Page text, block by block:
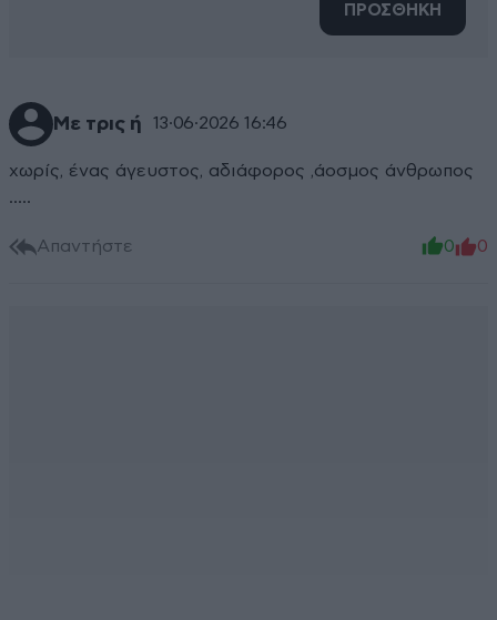
ΠΡΟΣΘΗΚΗ
Με τρις ή 13·06·2026 16:46
χωρίς, ένας άγευστος, αδιάφορος ,άοσμος άνθρωπος
.....
Απαντήστε 0 0